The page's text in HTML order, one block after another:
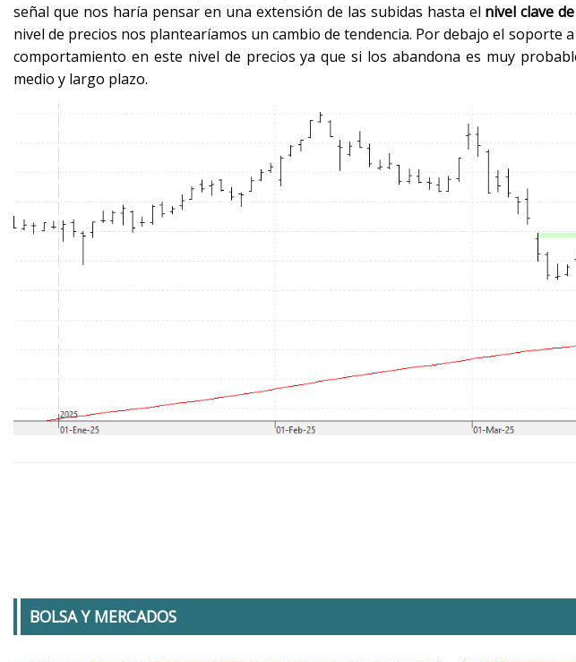
señal que nos haría pensar en una extensión de las subidas hasta el nivel clave
nivel de precios nos plantearíamos un cambio de tendencia. Por debajo el soporte
comportamiento en este nivel de precios ya que si los abandona es muy
medio y largo plazo.
BOLSA Y MERCADOS